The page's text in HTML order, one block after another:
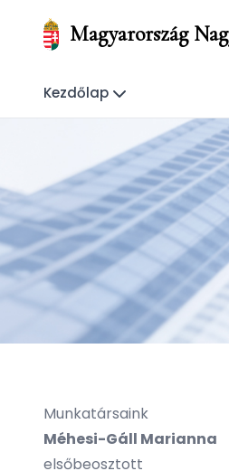
Magyarország
Kezdőlap
Munkatársaink
Méhesi-Gáll Marianna
elsőbeosztott